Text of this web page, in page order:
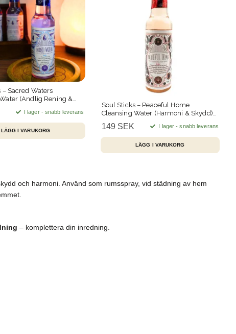
– Sacred Waters
(Andlig Rening &
I lager - snabb leverans
Soul Sticks – Peaceful Home
Cleansing Water (Harmoni & Skydd)
149 SEK I lager - snabb leverans
och harmoni. Använd som rumsspray, vid städning av hem
– komplettera din inredning.